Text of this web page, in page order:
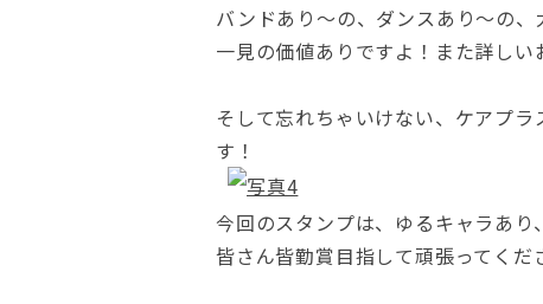
バンドあり～の、ダンスあり～の
一見の価値ありですよ！また詳しい
そして忘れちゃいけない、ケアプ
す！
今回のスタンプは、ゆるキャラあり
皆さん皆勤賞目指して頑張ってく